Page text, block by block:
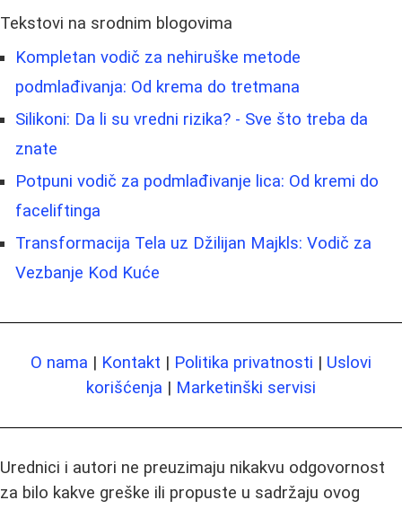
Tekstovi na srodnim blogovima
Kompletan vodič za nehiruške metode
podmlađivanja: Od krema do tretmana
Silikoni: Da li su vredni rizika? - Sve što treba da
znate
Potpuni vodič za podmlađivanje lica: Od kremi do
faceliftinga
Transformacija Tela uz Džilijan Majkls: Vodič za
Vezbanje Kod Kuće
O nama | Kontakt | Politika privatnosti | Uslovi
korišćenja | Marketinški servisi
Urednici i autori ne preuzimaju nikakvu odgovornost
za bilo kakve greške ili propuste u sadržaju ovog